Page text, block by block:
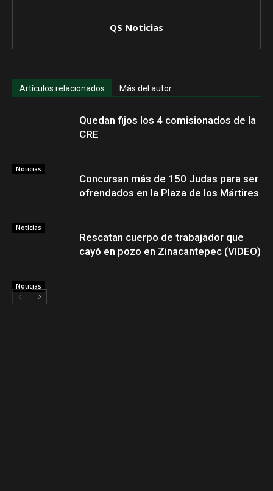
QS Noticias
Artículos relacionados Más del autor
Noticias
Quedan fijos los 4 comisionados de la
CRE
Noticias
Concursan más de 150 Judas para ser
ofrendados en la Plaza de los Mártires
Noticias
Rescatan cuerpo de trabajador que
cayó en pozo en Zinacantepec (VIDEO)